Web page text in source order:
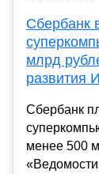
Сбербанк
млрд
развития
Сбербанк
менее 500